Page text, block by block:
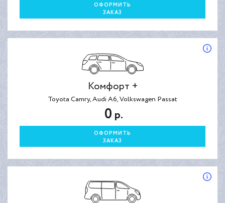
ОФОРМИТЬ
ЗАКАЗ
Комфорт +
Toyota Camry, Audi A6, Volkswagen Passat
0 р.
ОФОРМИТЬ
ЗАКАЗ